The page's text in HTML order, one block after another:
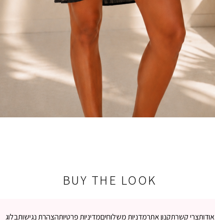
BUY THE LOOK
אודותצרי קשרתקנון אתרמדניות משלוחיםמדיניות פרטיותהצהרת נגישותבלוג